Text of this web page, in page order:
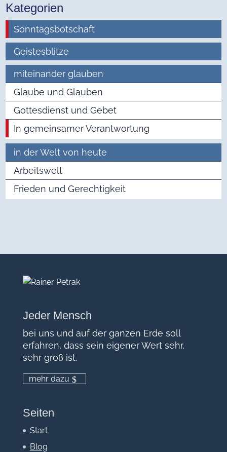
Kategorien
Sonntagsbotschaft
Geistesblitze
miteinander glauben
Glaube und Glauben
Gottesdienst und Gebet
In gemeinsamer Verantwortung
in der Welt von heute
Arbeitswelt
Frieden und Gerechtigkeit
Jeder Mensch
bei uns und auf der ganzen Erde soll
erfahren, dass sein eigener Wert sehr,
sehr groß ist.
mehr dazu
Seiten
Start
Blog